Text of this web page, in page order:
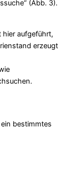
(Abb. 3).
hier aufgeführt,
erzeugt
bestimmtes